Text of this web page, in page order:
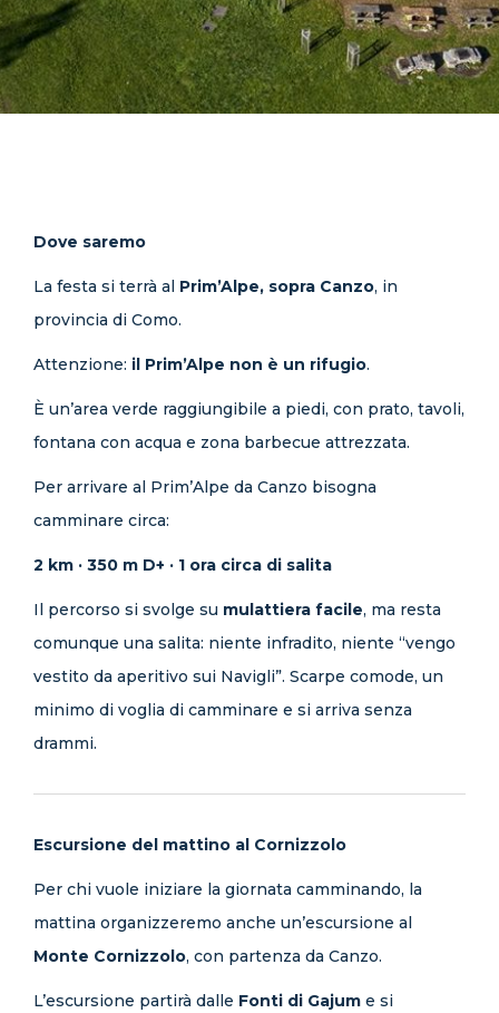
Dove saremo
La festa si terrà al Prim’Alpe, sopra Canzo, in
provincia di Como.
Attenzione: il Prim’Alpe non è un rifugio.
È un’area verde raggiungibile a piedi, con prato, tavoli,
fontana con acqua e zona barbecue attrezzata.
Per arrivare al Prim’Alpe da Canzo bisogna
camminare circa:
2 km · 350 m D+ · 1 ora circa di salita
Il percorso si svolge su mulattiera facile, ma resta
comunque una salita: niente infradito, niente “vengo
vestito da aperitivo sui Navigli”. Scarpe comode, un
minimo di voglia di camminare e si arriva senza
drammi.
Escursione del mattino al Cornizzolo
Per chi vuole iniziare la giornata camminando, la
mattina organizzeremo anche un’escursione al
Monte Cornizzolo, con partenza da Canzo.
L’escursione partirà dalle Fonti di Gajum e si